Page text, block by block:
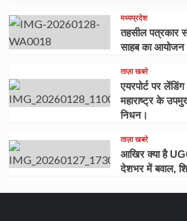
मध्यप्रदेश
तहसील पत्रकार
साहब का आयोजन
ताज़ा खबरे
एयरपोर्ट पर
महाराष्ट्र के
निधन।
ताज़ा खबरे
आखिर क्या है
देशभर में बवाल,